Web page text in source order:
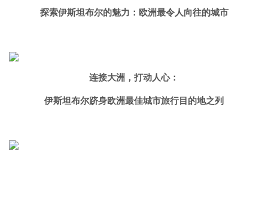
探索伊斯坦布尔的魅力：欧洲最令人向往的城市
连接大洲，打动人心：
伊斯坦布尔跻身欧洲最佳城市旅行目的地之列